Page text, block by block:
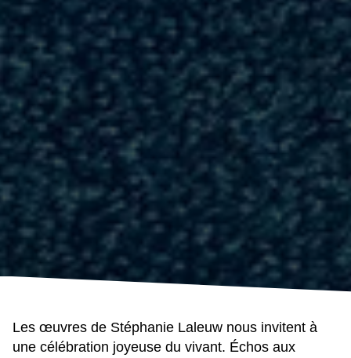
Les œuvres de Stéphanie Laleuw nous invitent à
une célébration joyeuse du vivant. Échos aux